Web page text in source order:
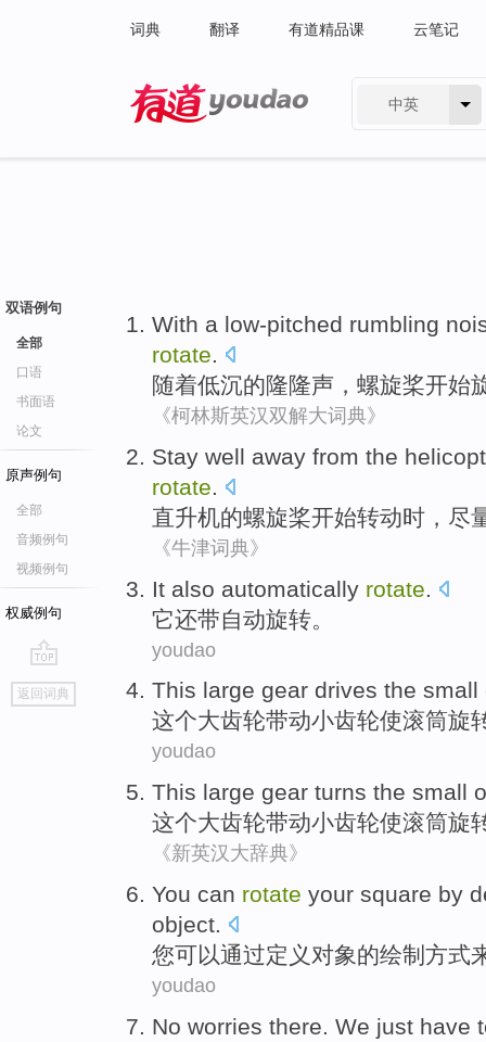
词典 翻译 有道精品课 云笔记
中英
双语例句
全部
口语
书面语
论文
原声例句
全部
音频例句
视频例句
权威例句
go
top
返回词典
With a low-pitched rumbling
rotate.
随着低沉的隆隆声 ， 螺旋桨开始
《柯林斯英汉双解大词典》
Stay well away from the
rotate.
直升机的螺旋桨开始转动时， 尽
《牛津词典》
It also automatically rotate
它还带自动旋转。
youdao
This large gear drives the small
这个大齿轮带动小齿轮使滚筒旋
youdao
This large gear turns the small
这个大齿轮带动小齿轮使滚筒旋
《新英汉大辞典》
You can rotate your square by
object.
您可以通过定义 对象的绘制 方式
youdao
No worries there. We just have